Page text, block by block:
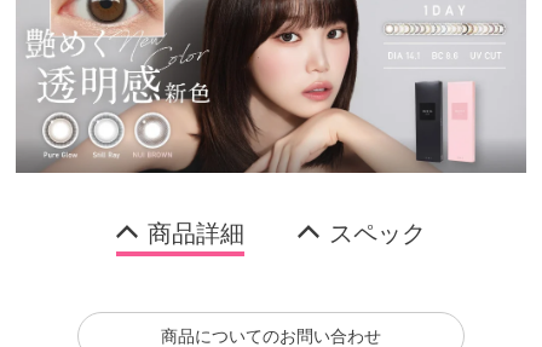
商品詳細 スペック
商品についてのお問い合わせ